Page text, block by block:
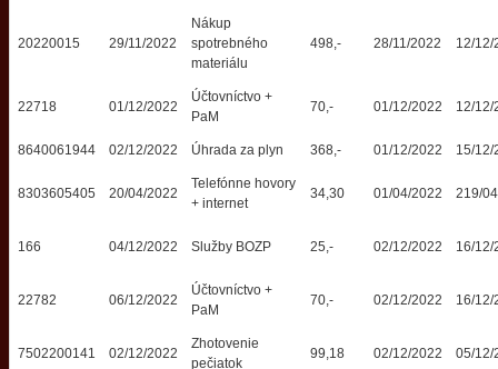
20220015 29/11/2022
Nákup
spotrebného
materiálu
498,- 28/11/2022 12/12/
22718 01/12/2022
Účtovníctvo +
PaM
70,- 01/12/2022 12/12/
8640061944 02/12/2022 Úhrada za plyn 368,- 01/12/2022 15/12/
8303605405 20/04/2022
Telefónne hovory
+ internet
34,30 01/04/2022 219/
166 04/12/2022 Služby BOZP 25,- 02/12/2022 16/12/
22782 06/12/2022
Účtovníctvo +
PaM
70,- 02/12/2022 16/12/
7502200141 02/12/2022
Zhotovenie
pečiatok
99,18 02/12/2022 05/12/